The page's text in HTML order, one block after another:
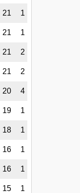
21 1
21 1
21 2
21 2
20 4
19 1
18 1
16 1
16 1
15 1